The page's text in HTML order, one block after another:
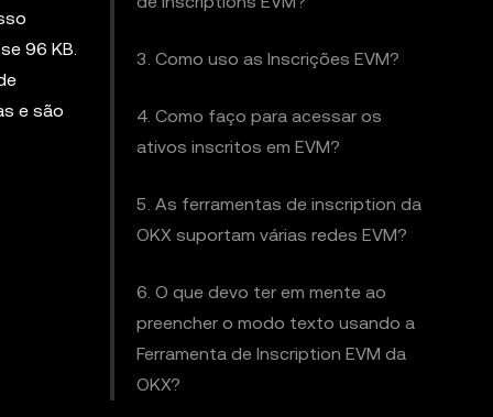
96 KB.
e são
3. Como uso as Inscrições EVM?
4. Como faço para acessar os
ativos inscritos em EVM?
5. As ferramentas de inscription da
OKX suportam várias redes EVM?
6. O que devo ter em mente ao
preencher o modo texto usando a
Ferramenta de Inscription EVM da
OKX?